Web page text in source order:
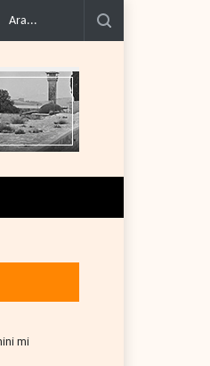
başarısızlı..
mi